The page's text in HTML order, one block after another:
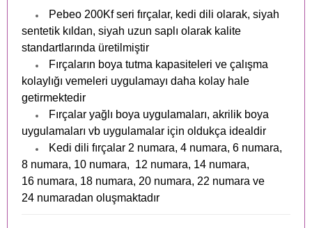
Pebeo 200Kf seri fırçalar, kedi dili olarak, siyah
sentetik kıldan, siyah uzun saplı olarak kalite
standartlarında üretilmiştir
Fırçaların boya tutma kapasiteleri ve çalışma
kolaylığı vemeleri uygulamayı daha kolay hale
getirmektedir
Fırçalar yağlı boya uygulamaları, akrilik boya
uygulamaları vb uygulamalar için oldukça idealdir
Kedi dili fırçalar 2 numara, 4 numara, 6 numara,
8 numara, 10 numara, 12 numara, 14 numara,
16 numara, 18 numara, 20 numara, 22 numara ve
24 numaradan oluşmaktadır